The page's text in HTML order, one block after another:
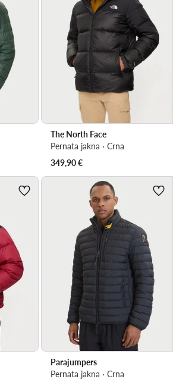
The North Face
Pernata jakna · Crna
349,90€
Parajumpers
Pernata jakna · Crna